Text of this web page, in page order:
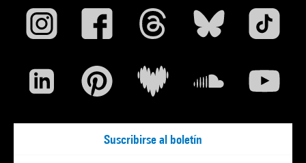
Suscribirse al boletín